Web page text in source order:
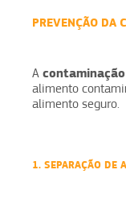
PREVENÇÃO DA
A
alimento
alimento seguro.
1. SEPARAÇÃO DE